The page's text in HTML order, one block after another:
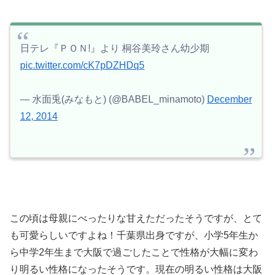
日テレ『ＰＯＮ!』より 桐谷美玲さん幼少期
pic.twitter.com/cK7pDZHDq5
— 水面兎(みなもと) (@BABEL_minamoto) December
12, 2014
この頃は母親にべったりな甘えただったそうですが、とて
も可愛らしいですよね！ 千葉県出身ですが、小学5年生か
ら中学2年生まで大阪で過ごしたことで性格が大幅に変わ
り明るい性格になったそうです。現在の明るい性格は大阪